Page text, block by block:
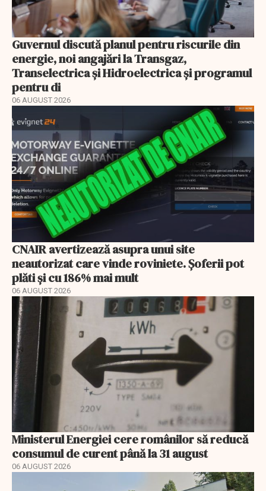
Guvernul discută planul pentru riscurile din
energie, noi angajări la Transgaz,
Transelectrica și Hidroelectrica și programul
pentru di
06 AUGUST 2026
CNAIR avertizează asupra unui site
neautorizat care vinde roviniete. Șoferii pot
plăti și cu 186% mai mult
06 AUGUST 2026
Ministerul Energiei cere românilor să reducă
consumul de curent până la 31 august
06 AUGUST 2026